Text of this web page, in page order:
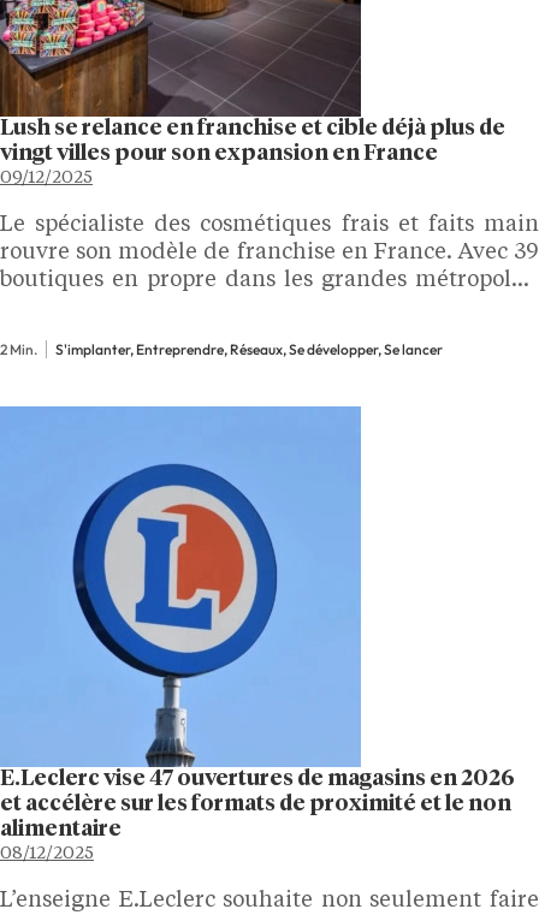
Lush se relance en franchise et cible déjà plus de
vingt villes pour son expansion en France
09/12/2025
Le spécialiste des cosmétiques frais et faits main
rouvre son modèle de franchise en France. Avec 39
boutiques en propre dans les grandes métropoles,
entrepreneurs pour renforcer son maillage
territorial et toucher de nouvelles…
2 Min. S'implanter, Entreprendre, Réseaux, Se développer, Se lancer
E.Leclerc vise 47 ouvertures de magasins en 2026
et accélère sur les formats de proximité et le non
alimentaire
08/12/2025
L’enseigne E.Leclerc souhaite non seulement faire